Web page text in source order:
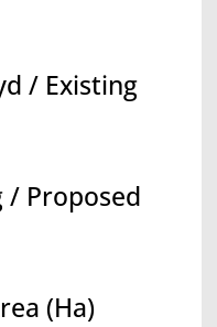
/ Existing
/ Proposed
(Ha)